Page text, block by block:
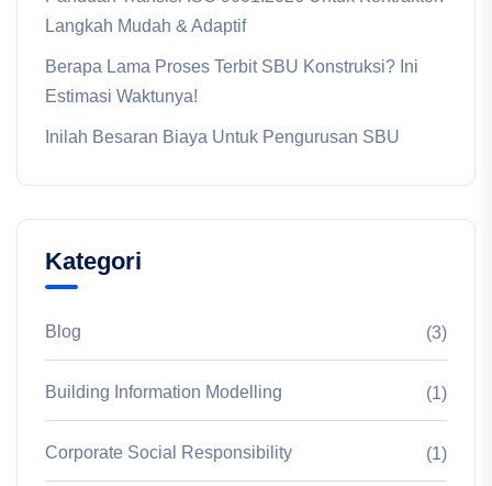
Langkah Mudah & Adaptif
Berapa Lama Proses Terbit SBU Konstruksi? Ini
Estimasi Waktunya!
Inilah Besaran Biaya Untuk Pengurusan SBU
Kategori
Blog (3)
Building Information Modelling (1)
Corporate Social Responsibility (1)